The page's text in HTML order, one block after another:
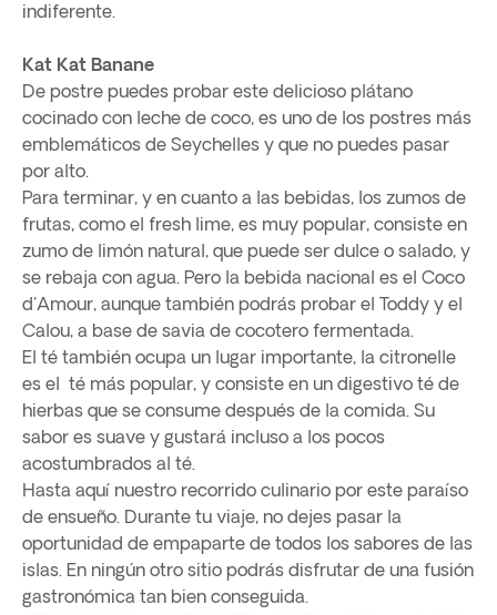
indiferente.
Kat Kat Banane
De postre puedes probar este delicioso plátano
cocinado con leche de coco, es uno de los postres más
emblemáticos de Seychelles y que no puedes pasar
por alto.
Para terminar, y en cuanto a las bebidas, los zumos de
frutas, como el fresh lime, es muy popular, consiste en
zumo de limón natural, que puede ser dulce o salado, y
se rebaja con agua. Pero la bebida nacional es el Coco
d'Amour, aunque también podrás probar el Toddy y el
Calou, a base de savia de cocotero fermentada.
El té también ocupa un lugar importante, la citronelle
es el té más popular, y consiste en un digestivo té de
hierbas que se consume después de la comida. Su
sabor es suave y gustará incluso a los pocos
acostumbrados al té.
Hasta aquí nuestro recorrido culinario por este paraíso
de ensueño. Durante tu viaje, no dejes pasar la
oportunidad de empaparte de todos los sabores de las
islas. En ningún otro sitio podrás disfrutar de una fusión
gastronómica tan bien conseguida.